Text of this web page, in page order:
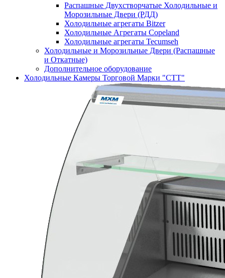
Распашные Двухстворчатые Холодильные и
Морозильные Двери (РДД)
Холодильные агрегаты Bitzer
Холодильные Агрегаты Copeland
Холодильные агрегаты Tecumseh
Холодильные и Морозильные Двери (Распашные
и Откатные)
Дополнительное оборудование
Холодильные Камеры Торговой Марки "СТТ"